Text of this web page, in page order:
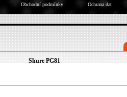
Obchodní podmínky Ochrana dat
Shure PG81